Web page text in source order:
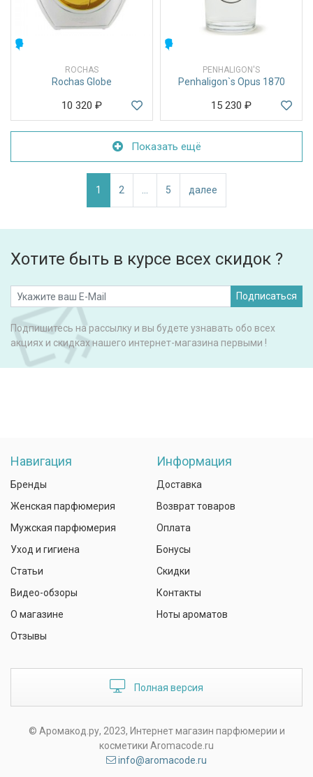
ROCHAS
Rochas Globe
10 320 ₽
PENHALIGON'S
Penhaligon`s Opus 1870
15 230 ₽
Показать ещё
1 2 5 далее
Хотите быть в курсе всех скидок ?
Подписаться
Подпишитесь на рассылку и вы будете узнавать обо всех
акциях и скидках нашего интернет-магазина первыми !
Навигация
Бренды
Женская парфюмерия
Мужская парфюмерия
Уход и гигиена
Статьи
Видео-обзоры
О магазине
Отзывы
Информация
Доставка
Возврат товаров
Оплата
Бонусы
Скидки
Контакты
Ноты ароматов
Полная версия
© Аромакод.ру, 2023, Интернет магазин парфюмерии и
косметики Aromacode.ru
info@aromacode.ru